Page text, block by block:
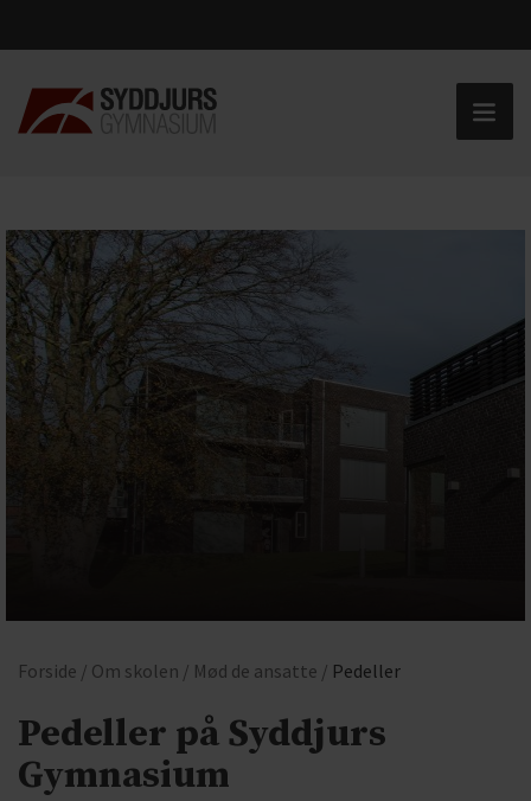
Forside / Om skolen / Mød de ansatte / Pedeller
Pedeller på Syddjurs
Gymnasium